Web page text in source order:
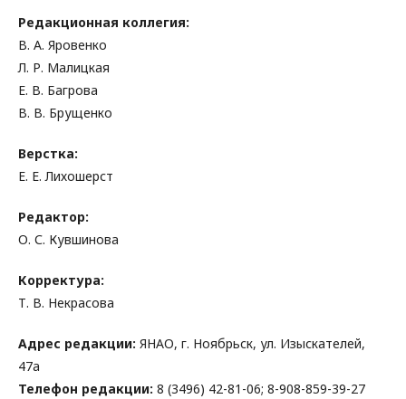
Редакционная коллегия:
В. А. Яровенко
Л. Р. Малицкая
Е. В. Багрова
В. В. Брущенко
Верстка:
Е. Е. Лихошерст
Редактор:
О. С. Кувшинова
Корректура:
Т. В. Некрасова
Адрес редакции: ЯНАО, г. Ноябрьск, ул. Изыскателей,
47а
Телефон редакции: 8 (3496) 42-81-06; 8-908-859-39-27